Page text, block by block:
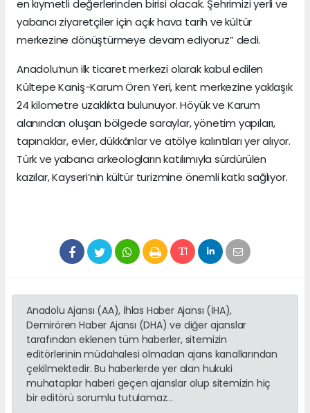
en kıymetli değerlerinden birisi olacak. Şehrimizi yerli ve
yabancı ziyaretçiler için açık hava tarih ve kültür
merkezine dönüştürmeye devam ediyoruz” dedi.
Anadolu’nun ilk ticaret merkezi olarak kabul edilen
Kültepe Kaniş-Karum Ören Yeri, kent merkezine yaklaşık
24 kilometre uzaklıkta bulunuyor. Höyük ve Karum
alanından oluşan bölgede saraylar, yönetim yapıları,
tapınaklar, evler, dükkânlar ve atölye kalıntıları yer alıyor.
Türk ve yabancı arkeologların katılımıyla sürdürülen
kazılar, Kayseri’nin kültür turizmine önemli katkı sağlıyor.
Anadolu Ajansı (AA), İhlas Haber Ajansı (İHA),
Demirören Haber Ajansı (DHA) ve diğer ajanslar
tarafından eklenen tüm haberler, sitemizin
editörlerinin müdahalesi olmadan ajans kanallarından
çekilmektedir. Bu haberlerde yer alan hukuki
muhataplar haberi geçen ajanslar olup sitemizin hiç
bir editörü sorumlu tutulamaz...